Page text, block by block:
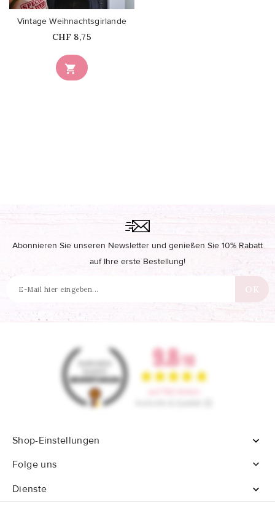

Vintage Weihnachtsgirlande
Price
CHF 8,75
Abonnieren Sie unseren Newsletter und genießen Sie 10% Rabatt
auf Ihre erste Bestellung!
Shop-Einstellungen

Folge uns

Dienste
